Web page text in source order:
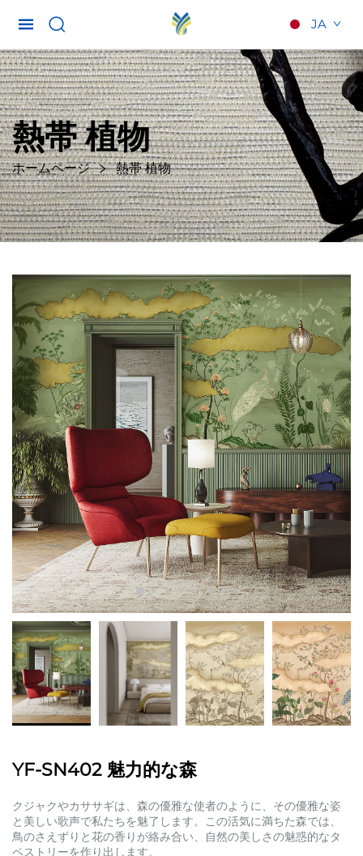
JA
熱帯 植物
ホームページ 熱帯 植物
YF-SN402 魅力的な森
クジャクやカササギは、森の優雅な使者のように、その優雅な姿
と美しい歌声で私たちを魅了します。この活気に満ちた森では、
鳥のさえずりと花の香りが絡み合い、自然の美しさの魅惑的なタ
ペストリーを作り出します。